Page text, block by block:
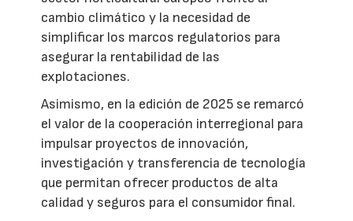
cambio climático y la necesidad de
simplificar los marcos regulatorios para
asegurar la rentabilidad de las
explotaciones.
Asimismo, en la edición de 2025 se remarcó
el valor de la cooperación interregional para
impulsar proyectos de innovación,
investigación y transferencia de tecnología
que permitan ofrecer productos de alta
calidad y seguros para el consumidor final.